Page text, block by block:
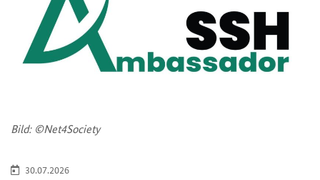
Bild: ©Net4Society
30.07.2026